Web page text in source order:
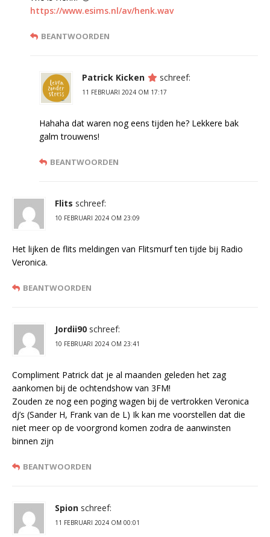
https://www.esims.nl/av/henk.wav
BEANTWOORDEN
Patrick Kicken schreef:
11 FEBRUARI 2024 OM 17:17
Hahaha dat waren nog eens tijden he? Lekkere bak
galm trouwens!
BEANTWOORDEN
Flits schreef:
10 FEBRUARI 2024 OM 23:09
Het lijken de flits meldingen van Flitsmurf ten tijde bij Radio
Veronica.
BEANTWOORDEN
Jordii90 schreef:
10 FEBRUARI 2024 OM 23:41
Compliment Patrick dat je al maanden geleden het zag
aankomen bij de ochtendshow van 3FM!
Zouden ze nog een poging wagen bij de vertrokken Veronica
dj’s (Sander H, Frank van de L) Ik kan me voorstellen dat die
niet meer op de voorgrond komen zodra de aanwinsten
binnen zijn
BEANTWOORDEN
Spion schreef:
11 FEBRUARI 2024 OM 00:01